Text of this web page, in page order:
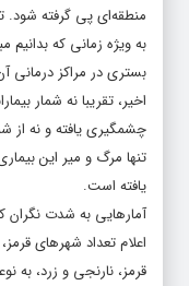
منطقه‌ای پی گرفته
به ویژه زمانی که بدانیم
بستری در مراکز
اخیر، تقریبا نه شمار
چشمگیری یافته و نه از
یافته است.
آمار‌هایی به شدت نگران
اعلام تعداد شهر‌های
قرمز، نارنجی و زرد، به